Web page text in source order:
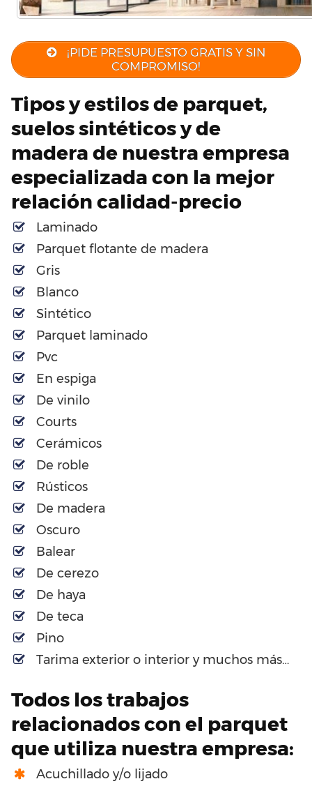
¡PIDE PRESUPUESTO GRATIS Y SIN
COMPROMISO!
Tipos y estilos de parquet,
suelos sintéticos y de
madera de nuestra empresa
especializada con la mejor
relación calidad-precio
Laminado
Parquet flotante de madera
Gris
Blanco
Sintético
Parquet laminado
Pvc
En espiga
De vinilo
Courts
Cerámicos
De roble
Rústicos
De madera
Oscuro
Balear
De cerezo
De haya
De teca
Pino
Tarima exterior o interior y muchos más…
Todos los trabajos
relacionados con el parquet
que utiliza nuestra empresa:
Acuchillado y/o lijado